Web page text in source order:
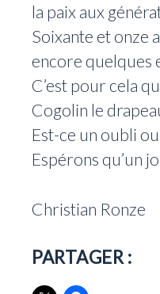
la paix aux
Soixante et onze
encore quelques
C’est pour cela
Cogolin le
Est-ce un oubli
Espérons qu’un
Christian Ronze
PARTAGER :